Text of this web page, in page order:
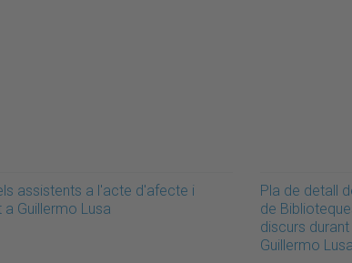
assistents a l'acte d'afecte i
Guillermo Lusa
Pla de detall
de
discurs
Guillermo Lusa